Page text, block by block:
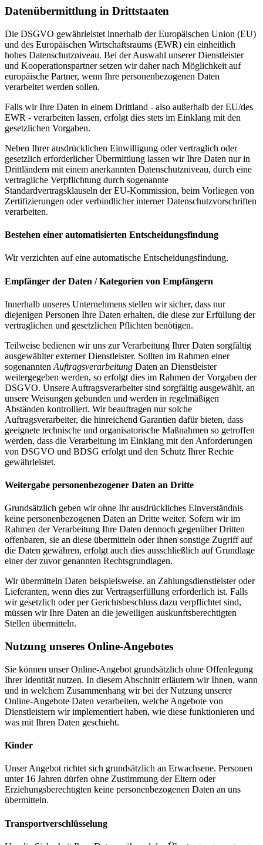
Datenübermittlung in Drittstaaten
Die DSGVO gewährleistet innerhalb der Europäischen Union (EU)
und des Europäischen Wirtschaftsraums (EWR) ein einheitlich
hohes Datenschutzniveau. Bei der Auswahl unserer Dienstleister
und Kooperationspartner setzen wir daher nach Möglichkeit auf
europäische Partner, wenn Ihre personenbezogenen Daten
verarbeitet werden sollen.
Falls wir Ihre Daten in einem Drittland - also außerhalb der EU/des
EWR - verarbeiten lassen, erfolgt dies stets im Einklang mit den
gesetzlichen Vorgaben.
Neben Ihrer ausdrücklichen Einwilligung oder vertraglich oder
gesetzlich erforderlicher Übermittlung lassen wir Ihre Daten nur in
Drittländern mit einem anerkannten Datenschutzniveau, durch eine
vertragliche Verpflichtung durch sogenannte
Standardvertragsklauseln der EU-Kommission, beim Vorliegen von
Zertifizierungen oder verbindlicher interner Datenschutzvorschriften
verarbeiten.
Bestehen einer automatisierten Entscheidungsfindung
Wir verzichten auf eine automatische Entscheidungsfindung.
Empfänger der Daten / Kategorien von Empfängern
Innerhalb unseres Unternehmens stellen wir sicher, dass nur
diejenigen Personen Ihre Daten erhalten, die diese zur Erfüllung der
vertraglichen und gesetzlichen Pflichten benötigen.
Teilweise bedienen wir uns zur Verarbeitung Ihrer Daten sorgfältig
ausgewählter externer Dienstleister. Sollten im Rahmen einer
sogenannten Auftragsverarbeitung Daten an Dienstleister
weitergegeben werden, so erfolgt dies im Rahmen der Vorgaben der
DSGVO. Unsere Auftragsverarbeiter sind sorgfältig ausgewählt, an
unsere Weisungen gebunden und werden in regelmäßigen
Abständen kontrolliert. Wir beauftragen nur solche
Auftragsverarbeiter, die hinreichend Garantien dafür bieten, dass
geeignete technische und organisatorische Maßnahmen so getroffen
werden, dass die Verarbeitung im Einklang mit den Anforderungen
von DSGVO und BDSG erfolgt und den Schutz Ihrer Rechte
gewährleistet.
Weitergabe personenbezogener Daten an Dritte
Grundsätzlich geben wir ohne Ihr ausdrückliches Einverständnis
keine personenbezogenen Daten an Dritte weiter. Sofern wir im
Rahmen der Verarbeitung Ihre Daten dennoch gegenüber Dritten
offenbaren, sie an diese übermitteln oder ihnen sonstige Zugriff auf
die Daten gewähren, erfolgt auch dies ausschließlich auf Grundlage
einer der zuvor genannten Rechtsgrundlagen.
Wir übermitteln Daten beispielsweise. an Zahlungsdienstleister oder
Lieferanten, wenn dies zur Vertragserfüllung erforderlich ist. Falls
wir gesetzlich oder per Gerichtsbeschluss dazu verpflichtet sind,
müssen wir Ihre Daten an die jeweiligen auskunftsberechtigten
Stellen übermitteln.
Nutzung unseres Online-Angebotes
Sie können unser Online-Angebot grundsätzlich ohne Offenlegung
Ihrer Identität nutzen. In diesem Abschnitt erläutern wir Ihnen, wann
und in welchem Zusammenhang wir bei der Nutzung unserer
Online-Angebote Daten verarbeiten, welche Angebote von
Dienstleistern wir implementiert haben, wie diese funktionieren und
was mit Ihren Daten geschieht.
Kinder
Unser Angebot richtet sich grundsätzlich an Erwachsene. Personen
unter 16 Jahren dürfen ohne Zustimmung der Eltern oder
Erziehungsberechtigten keine personenbezogenen Daten an uns
übermitteln.
Transportverschlüsselung